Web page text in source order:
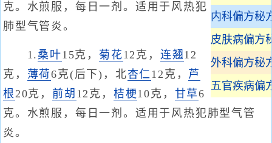
内科偏方秘
皮肤病偏方
外科偏方秘
五官疾病偏
克。水煎服，每日一剂。适用于风热犯
肺型气管炎。
1. 桑叶15克， 菊花12克， 连翘12
克， 薄荷6克(后下)，北杏仁12克， 芦
根20克， 前胡 12克， 桔梗10克， 甘草6
克。水煎服，每日一剂。适用于风热犯肺型气管
炎。